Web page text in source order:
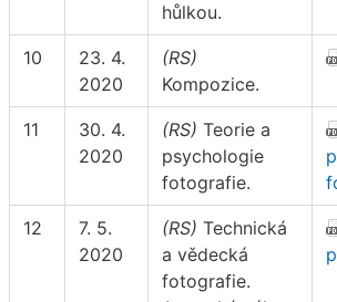
hůlkou.
10
23. 4.
2020
(RS)
Kompozice.
11
30. 4.
2020
(RS) Teorie a
psychologie
fotografie.
12
7. 5.
2020
(RS) Technická
a vědecká
fotografie.